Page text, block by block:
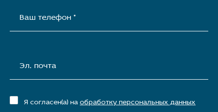
Ваш телефон *
Эл. почта
Я согласен(а) наобработку персональных данных